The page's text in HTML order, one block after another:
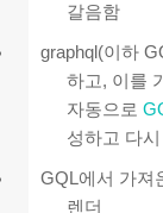
갈음함
graphql(이하
하고, 이를
자동으로
성하고 다
GQL에서 가져
렌더